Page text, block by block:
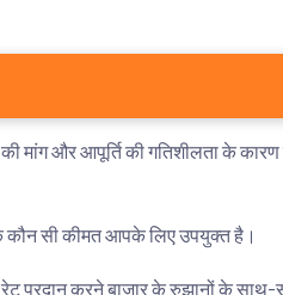
की मांग और आपूर्ति की गतिशीलता के
कौन सी कीमत आपके लिए उपयुक्त है।
रेट प्रदान करने बाजार के रुझानों के